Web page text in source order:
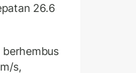
26.6
berhembus
s,